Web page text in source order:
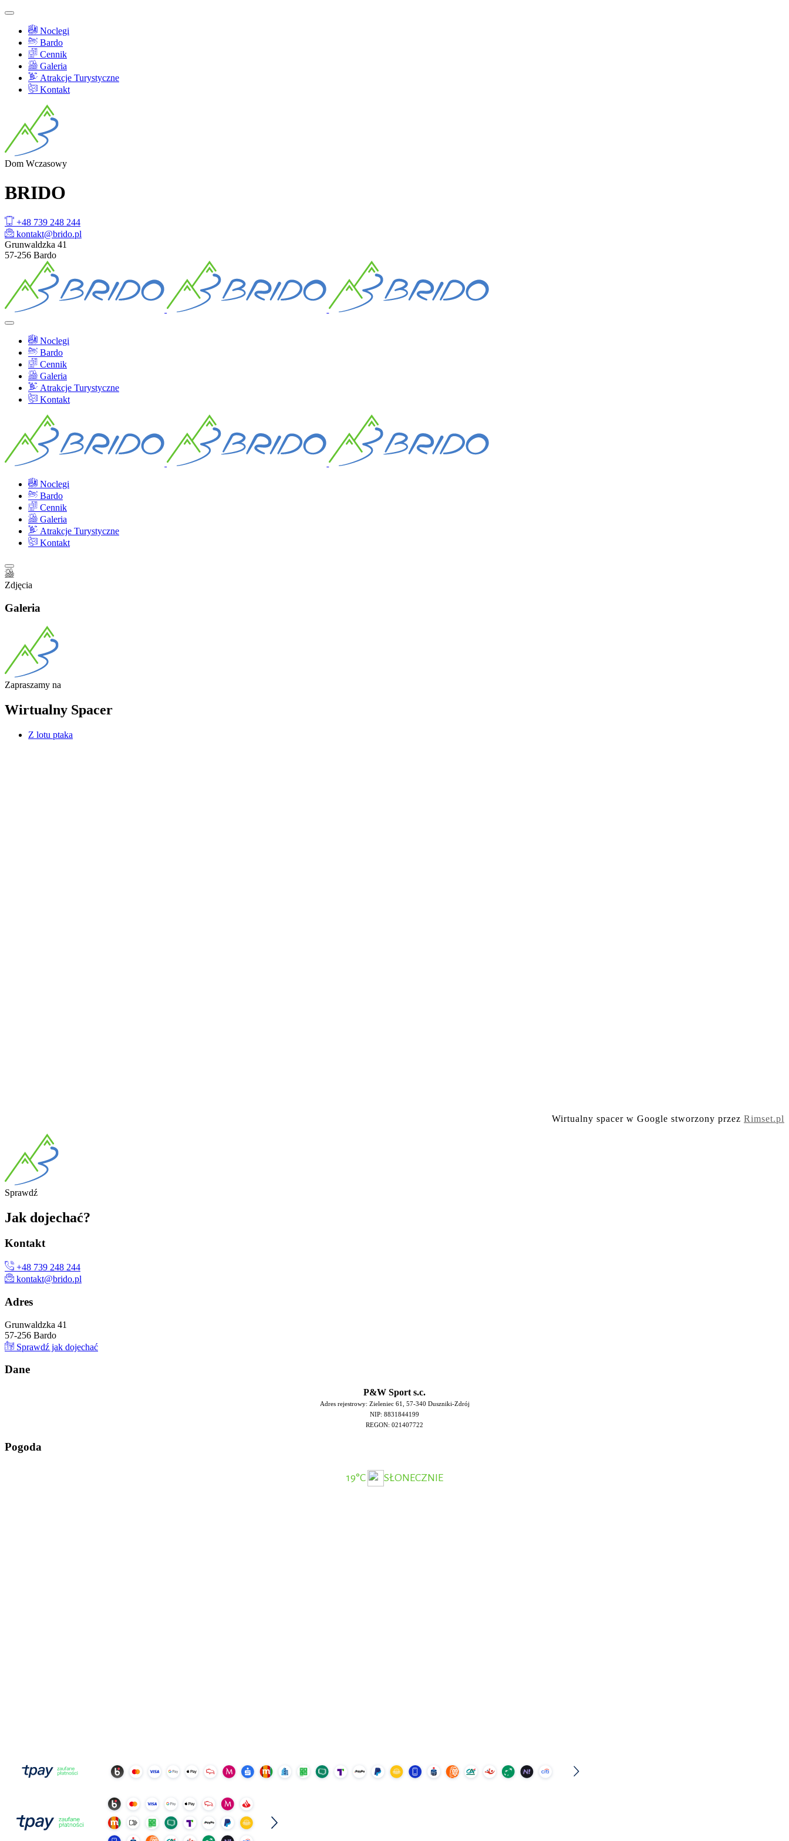
Noclegi
Bardo
Cennik
Galeria
Atrakcje Turystyczne
Kontakt
Dom Wczasowy
BRIDO
+48 739 248 244
kontakt@brido.pl
Grunwaldzka 41
57-256 Bardo
Noclegi
Bardo
Cennik
Galeria
Atrakcje Turystyczne
Kontakt
Noclegi
Bardo
Cennik
Galeria
Atrakcje Turystyczne
Kontakt
Zdjęcia
Galeria
Zapraszamy na
Wirtualny Spacer
Z lotu ptaka
Wirtualny spacer w Google stworzony przez Rimset.pl
Sprawdź
Jak dojechać?
Kontakt
+48 739 248 244
kontakt@brido.pl
Adres
Grunwaldzka 41
57-256 Bardo
Sprawdź jak dojechać
Dane
P&W Sport s.c.
Adres rejestrowy: Zieleniec 61, 57-340 Duszniki-Zdrój
NIP: 8831844199
REGON: 021407722
Pogoda